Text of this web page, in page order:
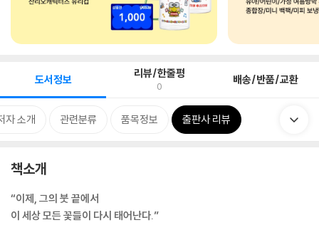
도서정보 리뷰/한줄평
0 배송/반품/교환
자 소개 관련분류 품목정보 출판사 리뷰
책소개
“이제, 그의 붓 끝에서
이 세상 모든 꽃들이 다시 태어난다.”